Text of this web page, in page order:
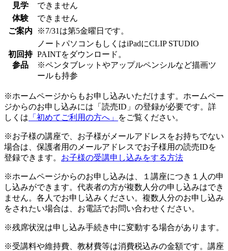
見学
できません
体験
できません
ご案内
※7/31は第5金曜日です。
初回持
参品
ノートパソコンもしくはiPadにCLIP STUDIO
PAINTをダウンロード。
※ペンタブレットやアップルペンシルなど描画ツ
ールも持参
※ホームページからもお申し込みいただけます。ホームペー
ジからのお申し込みには「読売ID」の登録が必要です。詳
しくは 「初めてご利用の方へ」 をご覧ください。
※お子様の講座で、お子様がメールアドレスをお持ちでない
場合は、保護者用のメールアドレスでお子様用の読売IDを
登録できます。 お子様の受講申し込みをする方法
※ホームページからのお申し込みは、１講座につき１人の申
し込みができます。代表者の方が複数人分の申し込みはでき
ません。各人でお申し込みください。複数人分のお申し込み
をされたい場合は、お電話でお問い合わせください。
※残席状況は申し込み手続き中に変動する場合があります。
※受講料や維持費、教材費等は消費税込みの金額です。講座